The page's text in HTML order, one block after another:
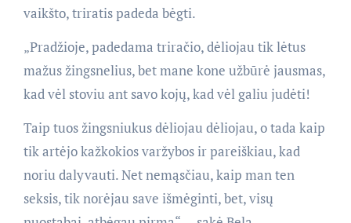
vaikšto, triratis padeda bėgti.
„Pradžioje, padedama triračio, dėliojau tik lėtus
mažus žingsnelius, bet mane kone užbūrė jausmas,
kad vėl stoviu ant savo kojų, kad vėl galiu judėti!
Taip tuos žingsniukus dėliojau dėliojau, o tada kaip
tik artėjo kažkokios varžybos ir pareiškiau, kad
noriu dalyvauti. Net nemąsčiau, kaip man ten
seksis, tik norėjau save išmėginti, bet, visų